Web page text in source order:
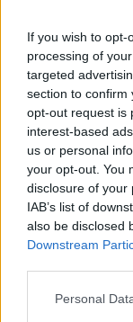
If you wish to
processing of
targeted
section to confirm
opt-out request is
interest-based
us or personal
your opt-out. You
disclosure of your
IAB’s list of
also be disclosed
Downstream
Personal
Επίθεση στον
κόμματος του
αξιωματικής
ανακοίνωση
ότι ο κ.
ΡΟΗ
ΗΠΑ:
διώξεων σε